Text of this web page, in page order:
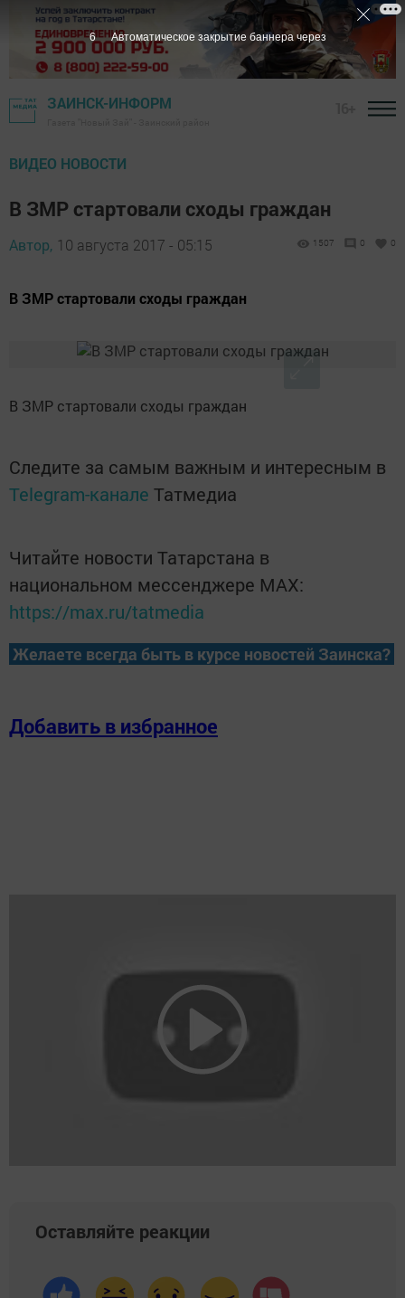
ЗАИНСК-ИНФОРМ
ВИДЕО НОВОСТИ
В ЗМР стартовали сходы граждан
Автор, 10 августа 2017 - 05:15 1507 0 0
В ЗМР стартовали сходы граждан
В ЗМР стартовали сходы граждан
Следите за самым важным и интересным в
Telegram-канале Татмедиа
Читайте новости Татарстана в
национальном мессенджере MАХ:
https://max.ru/tatmedia
Желаете всегда быть в курсе новостей Заинска?
Добавить в избранное
Оставляйте реакции
5 Автоматическое закрытие баннера через